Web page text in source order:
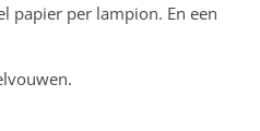
papier per lampion. En een